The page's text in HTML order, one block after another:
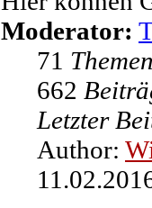
Moderator:
71
662
Letzter
Author: